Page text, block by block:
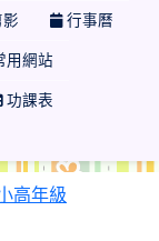
行事曆
用網站
功課表